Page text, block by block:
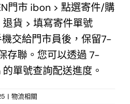
通相關網站
門市 ibon > 點選寄件/購
退貨 > 填寫寄件單號
交給門市員後，保留7-
存聯。您可以透過 7-
的單號查詢配送進度。
| 物流相關